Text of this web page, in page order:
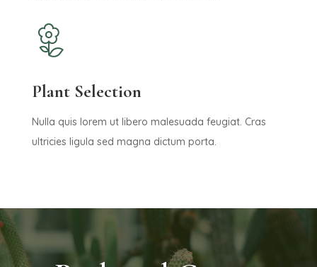
Plant Selection
Nulla quis lorem ut libero malesuada feugiat. Cras
ultricies ligula sed magna dictum porta.